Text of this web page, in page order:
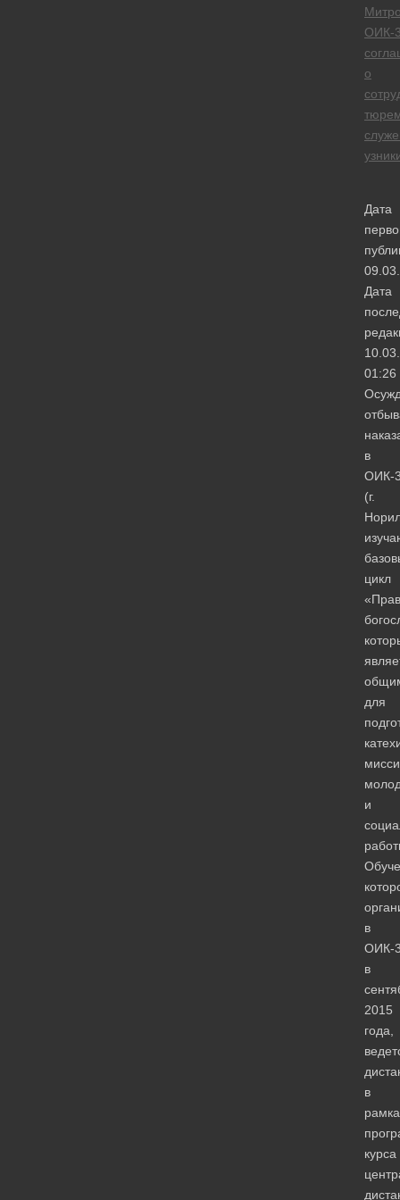
ОИК-
о
Дата
Дата
01:26
в
ОИК-
(г.
цикл
для
и
в
ОИК-
в
2015
года,
в
курса